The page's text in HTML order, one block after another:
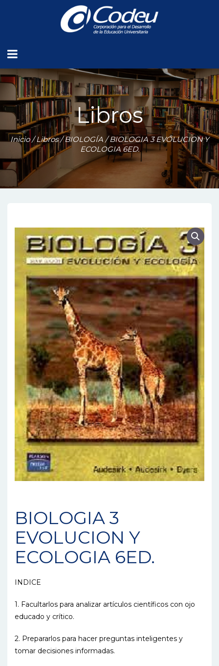
Libros
Inicio/Libros/BIOLOGÍA/ BIOLOGIA 3 EVOLUCION Y
ECOLOGIA 6ED.
BIOLOGIA 3
EVOLUCION Y
ECOLOGIA 6ED.
INDICE
1. Facultarlos para analizar artículos científicos con ojo
educado y crítico.
2. Prepararlos para hacer preguntas inteligentes y
tomar decisiones informadas.